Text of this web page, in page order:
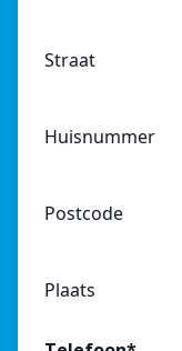
Straat
Huisnummer
Postcode
Plaats